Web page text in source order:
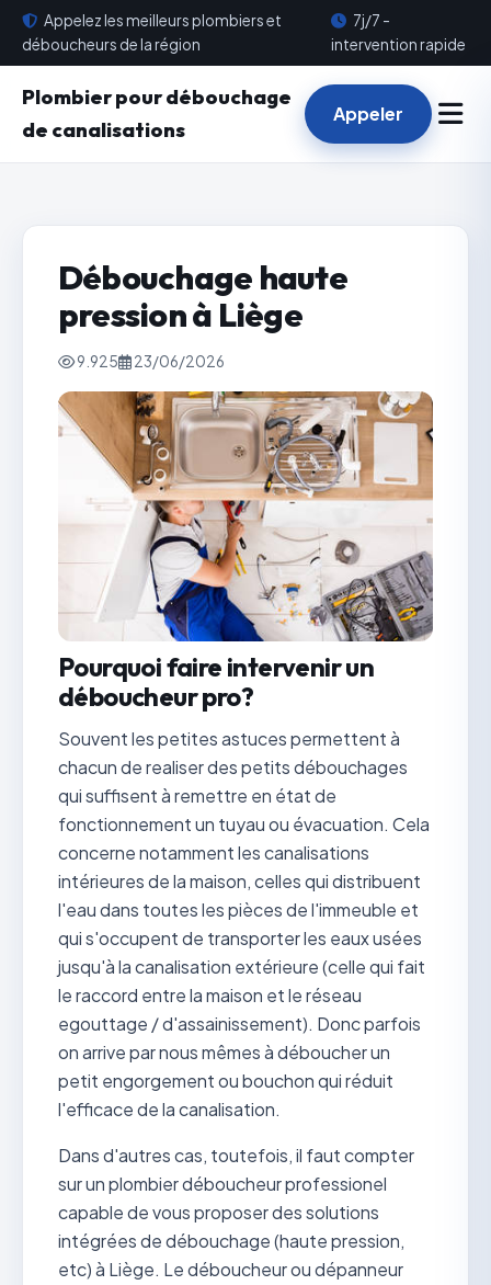
Appelez les meilleurs plombiers et
déboucheurs de la région
7j/7 -
intervention rapide
Plombier pour débouchage
de canalisations
Appeler
Débouchage haute
pression à Liège
9.925 23/06/2026
Pourquoi faire intervenir un
déboucheur pro?
Souvent les petites astuces permettent à
chacun de realiser des petits débouchages
qui suffisent à remettre en état de
fonctionnement un tuyau ou évacuation. Cela
concerne notamment les canalisations
intérieures de la maison, celles qui distribuent
l'eau dans toutes les pièces de l'immeuble et
qui s'occupent de transporter les eaux usées
jusqu'à la canalisation extérieure (celle qui fait
le raccord entre la maison et le réseau
egouttage / d'assainissement). Donc parfois
on arrive par nous mêmes à déboucher un
petit engorgement ou bouchon qui réduit
l'efficace de la canalisation.
Dans d'autres cas, toutefois, il faut compter
sur un plombier déboucheur professionel
capable de vous proposer des solutions
intégrées de débouchage (haute pression,
etc) à Liège. Le déboucheur ou dépanneur